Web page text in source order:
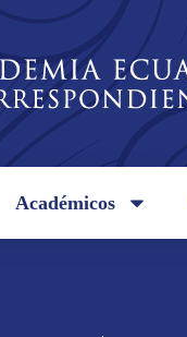
Académicos